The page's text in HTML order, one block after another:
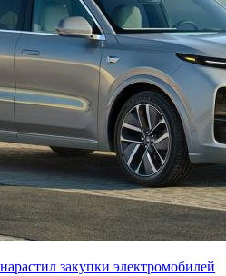
закупки электромобилей